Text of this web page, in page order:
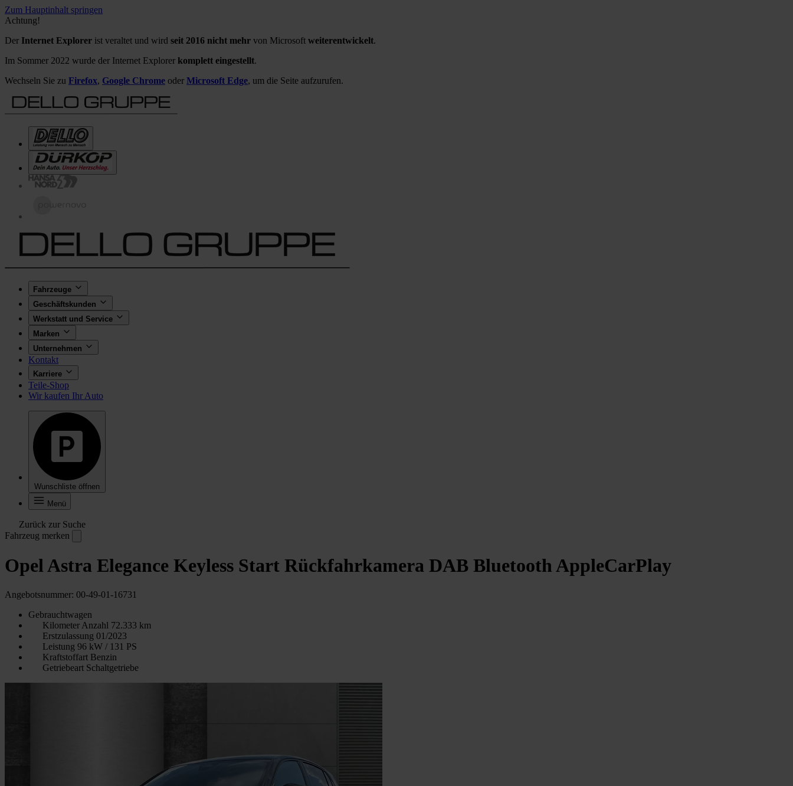
Zum Hauptinhalt springen
Achtung!
Der Internet Explorer ist veraltet und wird seit 2016 nicht mehr von Microsoft weiterentwickelt.
Im Sommer 2022 wurde der Internet Explorer komplett eingestellt.
Wechseln Sie zu Firefox, Google Chrome oder Microsoft Edge, um die Seite aufzurufen.
Fahrzeuge
Geschäftskunden
Werkstatt und Service
Marken
Unternehmen
Kontakt
Karriere
Teile-Shop
Wir kaufen Ihr Auto
Wunschliste öffnen
Menü
Zurück zur Suche
Fahrzeug merken
Opel Astra Elegance Keyless Start Rückfahrkamera DAB Bluetooth AppleCarPlay
Angebotsnummer: 00-49-01-16731
Gebrauchtwagen
Kilometer Anzahl 72.333 km
Erstzulassung 01/2023
Leistung 96 kW / 131 PS
Kraftstoffart Benzin
Getriebeart Schaltgetriebe